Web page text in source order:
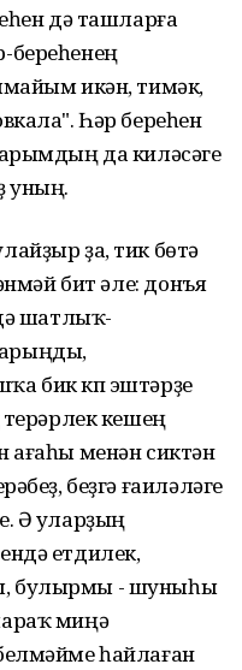
дә ташларға
икән, тимәк,
Һәр береһен
да киләсәге
уның.
ҙа, тик бөтә
бит әле: донъя
шатлыҡ-
бик күп эштәрҙе
терәрлек кешең
менән сиктән
беҙгә ғаиләләге
Ә уларҙың
етдилек,
булырмы - шуныһы
миңә
һайлаған